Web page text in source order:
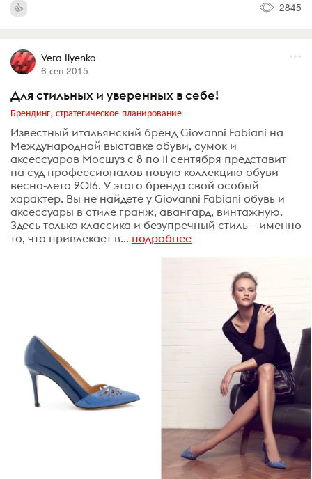
2845
Vera Ilyenko
6 сен 2015
Для стильных и уверенных в себе!
Брендинг, стратегическое планирование
Известный итальянский бренд Giovanni Fabiani на
Международной выставке обуви, сумок и
аксессуаров Мосшуз с 8 по 11 сентября представит
на суд профессионалов новую коллекцию обуви
весна-лето 2016. У этого бренда свой особый
характер. Вы не найдете у Giovanni Fabiani обувь и
аксессуары в стиле гранж, авангард, винтажную.
Здесь только классика и безупречный стиль – именно
то, что привлекает в... подробнее